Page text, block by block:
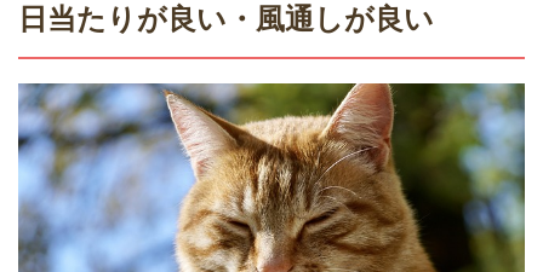
日当たりが良い・風通しが良い